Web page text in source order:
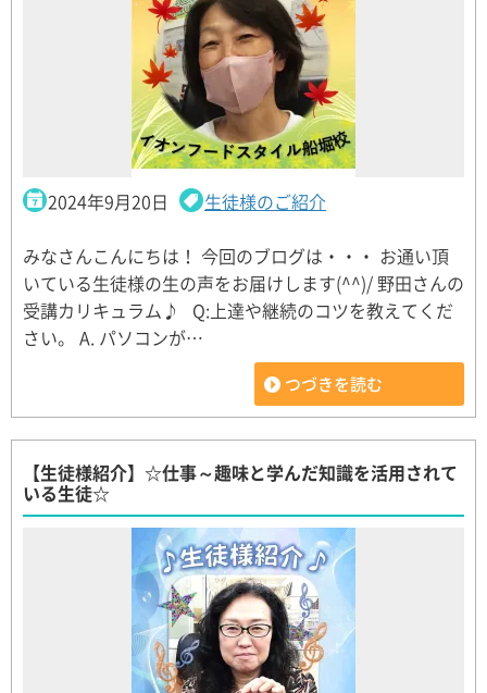
2024年9月20日 生徒様のご紹介
みなさんこんにちは！ 今回のブログは・・・ お通い頂
いている生徒様の生の声をお届けします(^^)/ 野田さんの
受講カリキュラム♪ Q:上達や継続のコツを教えてくだ
さい。 A. パソコンが…
つづきを読む
【生徒様紹介】☆仕事～趣味と学んだ知識を活用されて
いる生徒☆